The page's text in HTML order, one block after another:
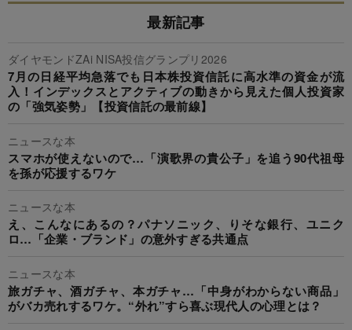
最新記事
ダイヤモンドZAi NISA投信グランプリ2026
7月の日経平均急落でも日本株投資信託に高水準の資金が流
入！インデックスとアクティブの動きから見えた個人投資家
の「強気姿勢」【投資信託の最前線】
ニュースな本
スマホが使えないので…「演歌界の貴公子」を追う90代祖母
を孫が応援するワケ
ニュースな本
え、こんなにあるの？パナソニック、りそな銀行、ユニク
ロ…「企業・ブランド」の意外すぎる共通点
ニュースな本
旅ガチャ、酒ガチャ、本ガチャ…「中身がわからない商品」
がバカ売れするワケ。“外れ”すら喜ぶ現代人の心理とは？